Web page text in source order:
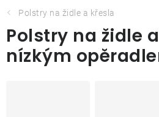
Stoly
Polstry na židle a křesla
Polstry na židle
nízkým